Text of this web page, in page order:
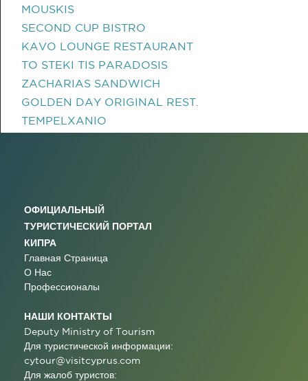
MOUSKIS
SECOND CUP BISTRO
KAVO LOUNGE RESTAURANT
TO STEKI TIS PARADOSIS
ZACHARIAS SANDWICH
GOLDEN DAY ORIGINAL REST.
TEMPELXANIO
ОФИЦИАЛЬНЫЙ
ТУРИСТИЧЕСКИЙ ПОРТАЛ
КИПРА
Главная Страница
О Нас
Профессионалы
НАШИ КОНТАКТЫ
Deputy Ministry of Tourism
Для туристической информации:
cytour@visitcyprus.com
Для жалоб туристов: